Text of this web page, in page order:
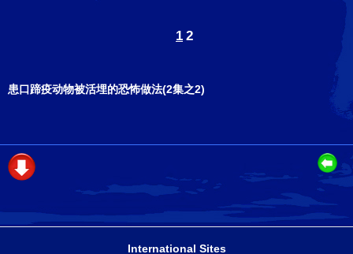
1 2
患口蹄疫动物被活埋的恐怖做法(2集之2)
International Sites